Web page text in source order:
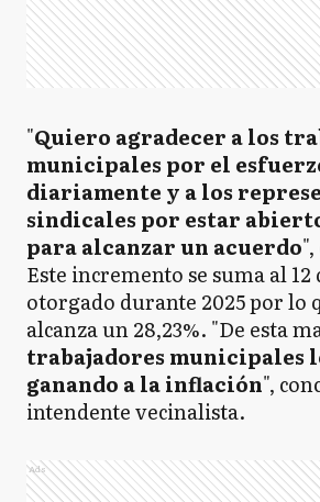
"Quiero agradecer a los
municipales por el
diariamente y a los
sindicales por estar
para alcanzar un acuerdo
Este incremento se suma al
otorgado durante 2025 por lo
alcanza un 28,23%. "De esta
trabajadores municipales
ganando a la inflación",
intendente vecinalista.
Ads